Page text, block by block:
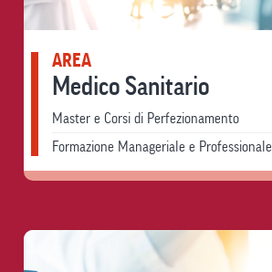
AREA
Medico Sanitario
Master e Corsi di Perfezionamento
Formazione Manageriale e Professionale